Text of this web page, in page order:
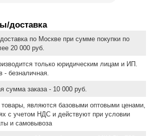
доставка
по Москве при сумме покупки по
20 000 руб.
только юридическим лицам и ИП.
- безналичная.
сумма заказа - 10 000 руб.
являются базовыми оптовыми ценами,
с учетом НДС и действуют при условии
и самовывоза